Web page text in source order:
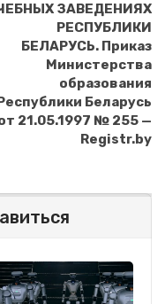
ЗАВЕДЕНИЯХ
РЕСПУБЛИКИ
БЕЛАРУСЬ. Приказ
Министерства
образования
Беларусь
21.05.1997 № 255 —
Registr.by